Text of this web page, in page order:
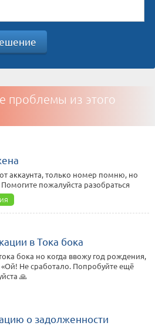
проблемы из этого
аккаунта, только номер помню, но
пожалуйста разобраться
в Тока бока
бока но когда ввожу год рождения,
«Ой! Не сработало. Попробуйте ещё
🙏
о задолженности